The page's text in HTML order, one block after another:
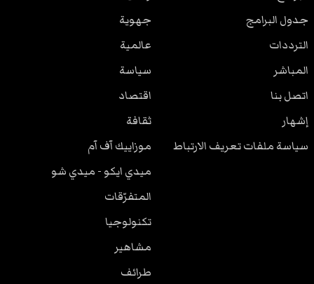
جدول البرامج
الترددات
المباشر
اتصل بنا
إشهار
سياسة ملفات تعريف الارتباط
جهوية
عالمية
سياسة
اقتصاد
ثقافة
موزاييك آف آم
ميدي ايكو - ميدي شو
المتفرّقات
تكنولوجيا
مشاهير
طرائف